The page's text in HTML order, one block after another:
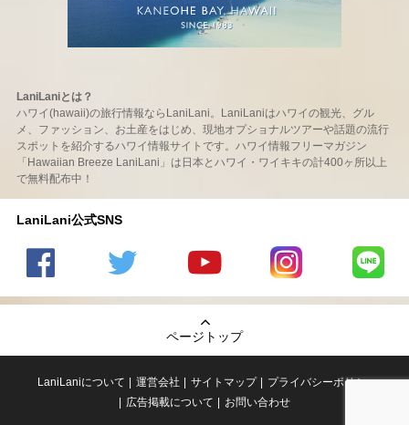
LaniLaniとは？
ハワイ(hawaii)の旅行情報ならLaniLani。LaniLaniはハワイの観光、グル
メ、ファッション、お土産をはじめ、現地オプショナルツアーや話題の流行
スポットを紹介するハワイ情報サイトです。ハワイ情報フリーマガジン
「Hawaiian Breeze LaniLani」は日本とハワイ・ワイキキの計400ヶ所以上
で無料配布中！
LaniLani公式SNS
の
のtwitter
の
Youtube
チャンネ
LaniLani
LaniLani
ページトップ
LaniLaniについて 運営会社 サイトマップ
プライバシーポリシー
広告掲載について
お問い合わせ